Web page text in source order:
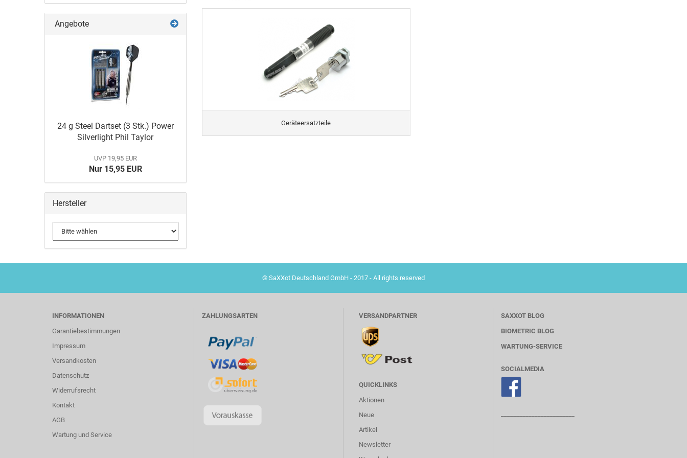
Geräteersatzteile
Angebote
24 g Steel Dartset (3 Stk.) Power
Silverlight Phil Taylor
UVP 19,95 EUR
Nur 15,95 EUR
Hersteller
© SaXXot Deutschland GmbH - 2017 - All rights reserved
INFORMATIONEN
Garantiebestimmungen
Impressum
Versandkosten
Datenschutz
Widerrufsrecht
Kontakt
AGB
Wartung und Service
ZAHLUNGSARTEN VERSANDPARTNER
QUICKLINKS
Aktionen
Neue
Artikel
Newsletter
SAXXOT BLOG
BIOMETRIC BLOG
WARTUNG-SERVICE
SOCIALMEDIA